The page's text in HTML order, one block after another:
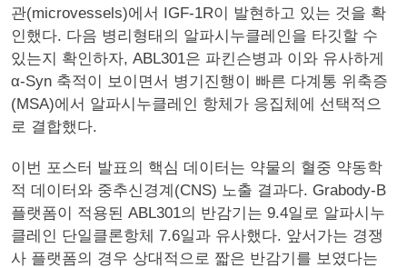
관(microvessels)에서 IGF-1R이 발현하고 있는 것을 확
인했다. 다음 병리형태의 알파시누클레인을 타깃할 수
있는지 확인하자, ABL301은 파킨슨병과 이와 유사하게
α-Syn 축적이 보이면서 병기진행이 빠른 다계통 위축증
(MSA)에서 알파시누클레인 항체가 응집체에 선택적으
로 결합했다.
이번 포스터 발표의 핵심 데이터는 약물의 혈중 약동학
적 데이터와 중추신경계(CNS) 노출 결과다. Grabody-B
플랫폼이 적용된 ABL301의 반감기는 9.4일로 알파시누
클레인 단일클론항체 7.6일과 유사했다. 앞서가는 경쟁
사 플랫폼의 경우 상대적으로 짧은 반감기를 보였다는